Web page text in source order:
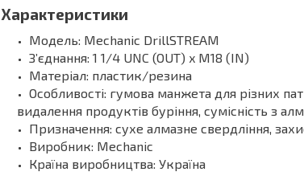
Характеристики
Модель: Mechanic DrillSTREAM
З’єднання: 1 1/4 UNC (OUT) x М18 (IN)
Матеріал: пластик/резина
Особливості: гумова манжета для різних
видалення продуктів буріння, сумісність з
Призначення: сухе алмазне свердління,
Виробник: Mechanic
Країна виробництва: Україна